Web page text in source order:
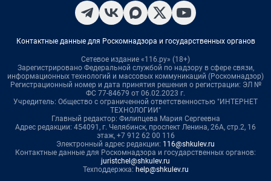
Контактные данные для Роскомнадзора и государственных органов
Сетевое издание «116.ру» (18+)
Зарегистрировано Федеральной службой по надзору в сфере связи,
информационных технологий и массовых коммуникаций (Роскомнадзор)
Регистрационный номер и дата принятия решения о регистрации: ЭЛ №
ФС 77-84679 от 06.02.2023 г.
Учредитель: Общество с ограниченной ответственностью "ИНТЕРНЕТ
ТЕХНОЛОГИИ"
Главный редактор: Филипцева Мария Сергеевна
Адрес редакции: 454091, г. Челябинск, проспект Ленина, 26А, стр.2, 16
этаж, +7 912 62 00 116
Электронный адрес редакции: 116@shkulev.ru
Контактные данные для Роскомнадзора и государственных органов:
juristchel@shkulev.ru
Техподдержка: help@shkulev.ru